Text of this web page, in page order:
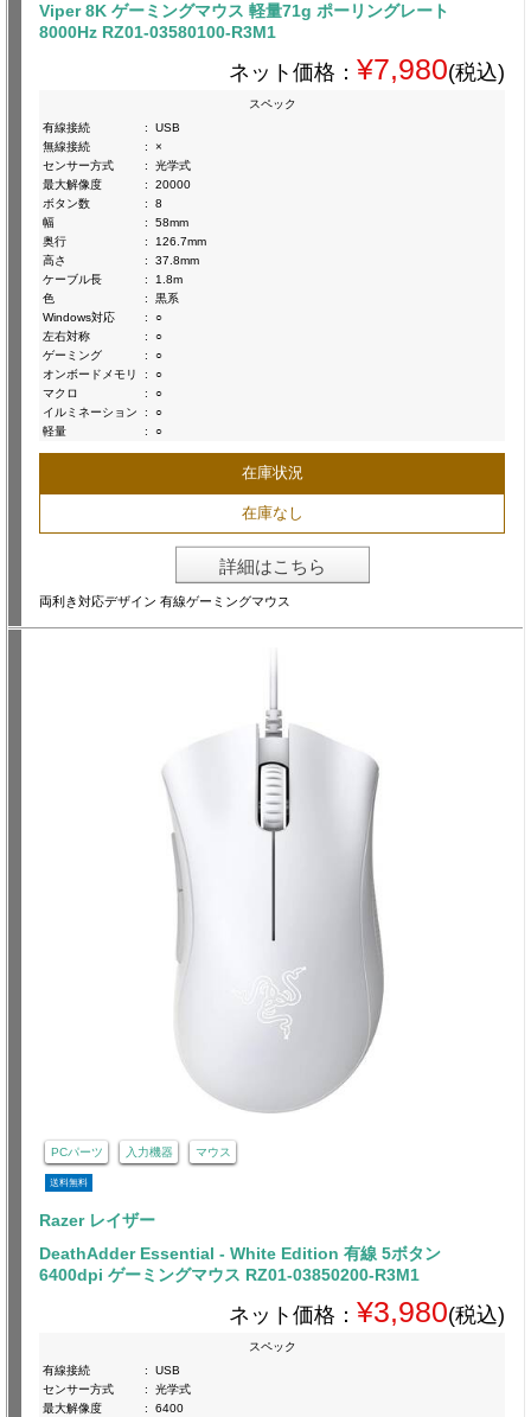
Viper 8K ゲーミングマウス 軽量71g ポーリングレート
8000Hz RZ01-03580100-R3M1
ネット価格： ¥7,980(税込)
スペック
有線接続
:
USB
無線接続
:
×
センサー方式
:
光学式
最大解像度
:
20000
ボタン数
:
8
幅
:
58mm
奥行
:
126.7mm
高さ
:
37.8mm
ケーブル長
:
1.8m
色
:
黒系
Windows対応
:
○
左右対称
:
○
ゲーミング
:
○
オンボードメモリ
:
○
マクロ
:
○
イルミネーション
:
○
軽量
: ○
在庫状況
在庫なし
詳細はこちら
両利き対応デザイン 有線ゲーミングマウス
PCパーツ 入力機器 マウス
送料無料
Razer レイザー
DeathAdder Essential - White Edition 有線 5ボタン
6400dpi ゲーミングマウス RZ01-03850200-R3M1
ネット価格： ¥3,980(税込)
スペック
有線接続
:
USB
センサー方式
:
光学式
最大解像度
: 6400